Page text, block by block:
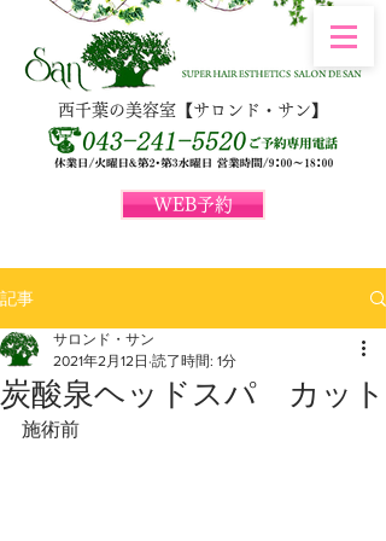
WEB予約
西千葉の美容室【サロンド・サン】
記事
炭酸泉ヘッドスパ カット
サロンド・サン
2021年2月12日 読了時間: 1分
施術前